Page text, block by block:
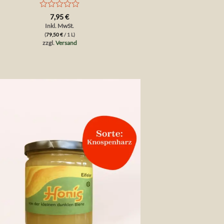
Bewertet
mit
von
5
7,95€
Inkl. MwSt.
(79,50€/ 1 L)
zzgl. Versand